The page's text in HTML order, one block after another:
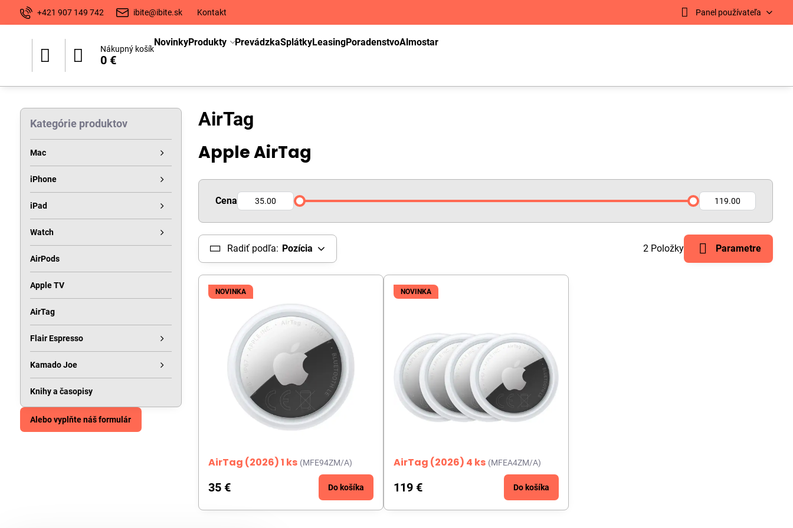
+421 907 149 742 ibite@ibite.sk Kontakt Panel používateľa
Nákupný košík
0 €
NovinkyProdukty PrevádzkaSplátkyLeasingPoradenstvoAlmostar
AirTag
Apple AirTag
Radiť podľa: Pozícia 2 Položky Parametre
NOVINKA
AirTag (2026) 1 ks (MFE94ZM/A)
35 € Do košíka
NOVINKA
AirTag (2026) 4 ks (MFEA4ZM/A)
119 € Do košíka
CenaOd: Do:
Kategórie produktov
Mac
iPhone
iPad
Watch
AirPods
Apple TV
AirTag
Flair Espresso
Kamado Joe
Knihy a časopisy
Alebo vyplňte náš formulár